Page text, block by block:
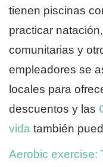
tienen piscinas
practicar
comunitarias y
empleadores se
locales para
descuentos y las
vida también
Aerobic exercise: